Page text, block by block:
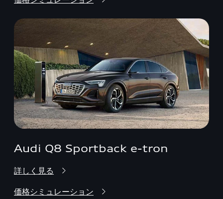
Audi Q8 Sportback e-tron
詳しく見る
価格シミュレーション